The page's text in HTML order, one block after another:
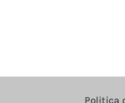
Politica